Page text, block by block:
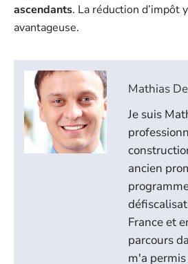
ascendants. La réduction d’impôt
avantageuse.
Mathias
Je suis
ancien
France et
parcours
m'a